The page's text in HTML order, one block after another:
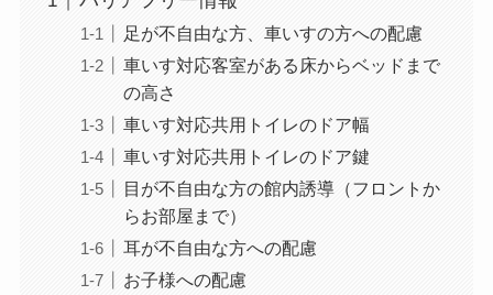
足が不自由な方、車いすの方への配慮
車いす対応客室がある床からベッドまで
の高さ
車いす対応共用トイレのドア幅
車いす対応共用トイレのドア鍵
目が不自由な方の館内誘導（フロントか
らお部屋まで）
耳が不自由な方への配慮
お子様への配慮